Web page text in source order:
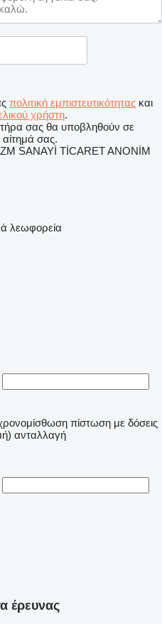
πολιτική εμπιστευτικότητας και
χρήστη.
σας θα υποβληθούν σε
σας.
SANAYİ TİCARET ANONİM
λεωφορεία
πίστωση με δόσεις
ανταλλαγή
έρευνας